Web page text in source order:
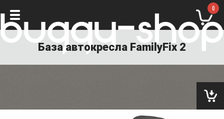
0
База автокресла FamilyFix 2